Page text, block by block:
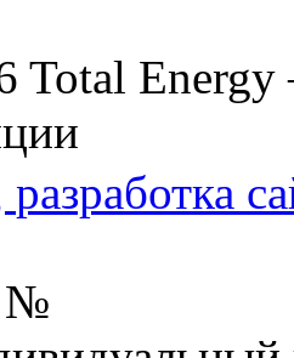
Total
разработка
№